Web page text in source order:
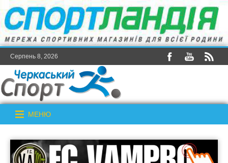
Серпень 8, 2026
МЕНЮ